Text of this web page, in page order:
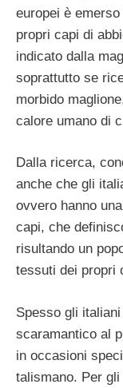
europei è
propri capi di
indicato dalla
soprattutto se
morbido
calore umano di
Dalla ricerca,
anche che gli
ovvero hanno
capi, che
risultando un
tessuti dei propri
Spesso gli
scaramantico al
in occasioni
talismano. Per